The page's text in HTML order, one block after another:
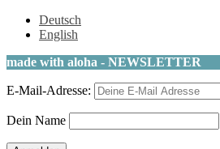
Deutsch
English
made with aloha - NEWSLETTER
E-Mail-Adresse:
Dein Name